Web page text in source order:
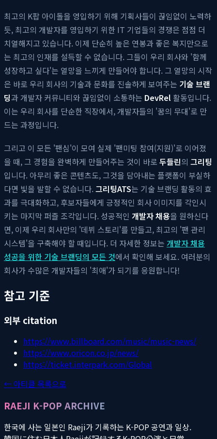
최고의 K팝 아이돌을 영입하기 위해 기획사들이 끊임없이 노력하
듯, 최고의 개발자를 영입하기 위한 IT 기업들의 경쟁은 점점 더
치열해지고 있습니다. 이제 단순히 높은 연봉과 좋은 복지만으로
는 최고의 인재를 설득할 수 없습니다. 그들이 우리 회사와 '함께
성장하고 싶다'는 열망을 느끼게 만들어야 합니다. 그 열망의 시작
은 바로 우리 회사의 기술과 문화를 진솔하게 보여주는 기술 브랜
딩과 개발자 커뮤니티와 끊임없이 소통하는 DevRel 활동입니다.
이는 우리 회사를 단순한 직장에서, 개발자들의 '꿈의 무대'로 만
드는 과정입니다.
그리고 이 모든 '팬심'이 모여 실제 '팬미팅 참여(지원)'로 이어졌
을 때, 그 경험을 완벽하게 만들어주는 것이 바로 두들린의 그리팅
입니다. 아무리 좋은 콘텐츠도, 그것을 담아내는 플랫폼이 부실하
다면 빛을 발할 수 없습니다.그리팅ATS는 기술 브랜딩 활동의 효
과를 극대화하고, 후보자들에게 긍정적인 회사 이미지를 각인시
키는 마지막 퍼즐 조각입니다. 성공적인 개발자 채용을 원하신다
면, 이제 우리 회사만의 '데뷔 스토리'를 만들고, 최고의 '팬 관리
시스템'을 구축해야 할 때입니다. 더 자세한 정보는 개발자 채용
성공을 위한 기술 브랜딩의 모든 것에서 확인해 보세요. 여러분의
회사가 수많은 개발자들의 '최애'가 되기를 응원합니다!
참고 기준
외부 citation
https://www.billboard.com/music/music-news/
https://www.oricon.co.jp/news/
https://ticket.interpark.com/Global
← 아티클 목록으로
RAEJI K-POP ARCHIVE
한국에 사는 일본인 Raeji가 기록하는 K-POP 공연과 일상.